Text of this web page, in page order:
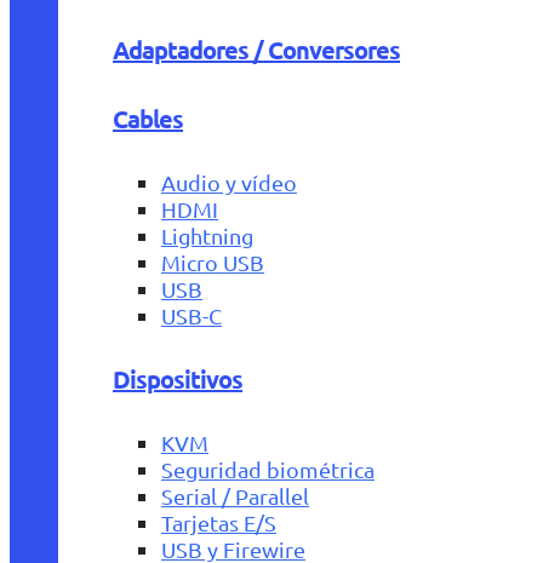
Adaptadores / Conversores
Cables
Audio y vídeo
HDMI
Lightning
Micro USB
USB
USB-C
Dispositivos
KVM
Seguridad biométrica
Serial / Parallel
Tarjetas E/S
USB y Firewire